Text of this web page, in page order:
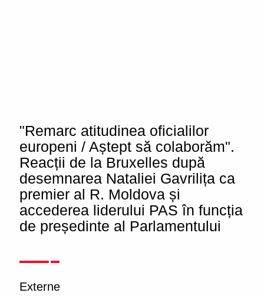
"Remarc atitudinea oficialilor
europeni / Aștept să colaborăm".
Reacții de la Bruxelles după
desemnarea Nataliei Gavrilița ca
premier al R. Moldova și
accederea liderului PAS în funcția
de președinte al Parlamentului
Externe